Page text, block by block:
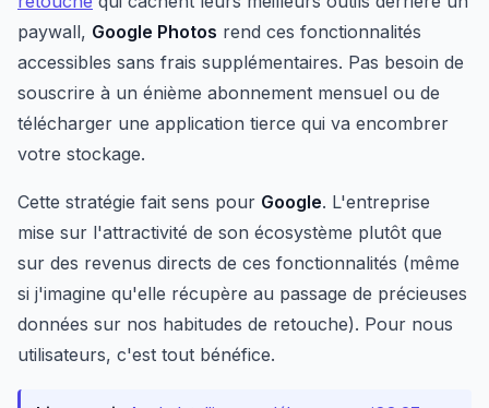
paywall, Google Photos rend ces fonctionnalités
accessibles sans frais supplémentaires. Pas besoin de
souscrire à un énième abonnement mensuel ou de
télécharger une application tierce qui va encombrer
votre stockage.
Cette stratégie fait sens pour Google. L'entreprise
mise sur l'attractivité de son écosystème plutôt que
sur des revenus directs de ces fonctionnalités (même
si j'imagine qu'elle récupère au passage de précieuses
données sur nos habitudes de retouche). Pour nous
utilisateurs, c'est tout bénéfice.